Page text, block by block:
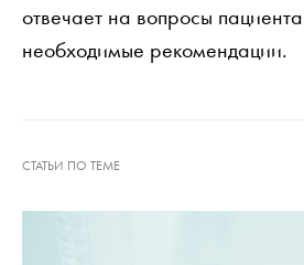
отвечает на вопросы
необходимые рекомендации.